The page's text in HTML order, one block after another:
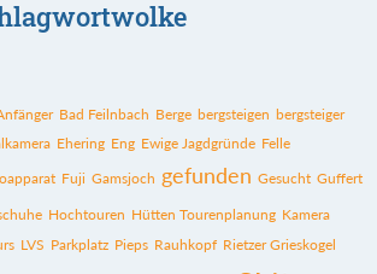
Bad Feilnbach Berge bergsteigen bergsteiger
Ehering Eng Ewige Jagdgründe Felle
Fuji Gamsjoch gefunden Gesucht Guffert
Hochtouren Hütten Tourenplanung Kamera
LVS Parkplatz Pieps Rauhkopf Rietzer Grieskogel